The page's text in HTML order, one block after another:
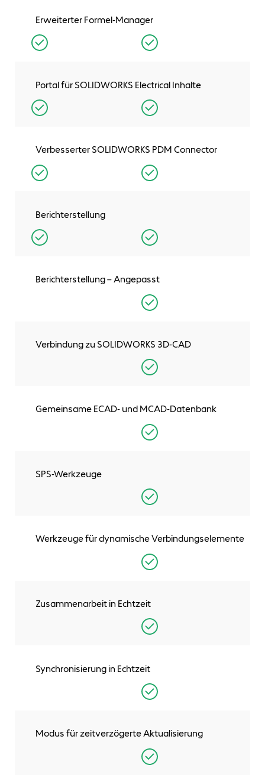
Erweiterter Formel-Manager
Portal für SOLIDWORKS Electrical Inhalte
Verbesserter SOLIDWORKS PDM Connector
Berichterstellung
Berichterstellung – Angepasst
Verbindung zu SOLIDWORKS 3D-CAD
Gemeinsame ECAD- und MCAD-Datenbank
SPS-Werkzeuge
Werkzeuge für dynamische Verbindungselemente
Zusammenarbeit in Echtzeit
Synchronisierung in Echtzeit
Modus für zeitverzögerte Aktualisierung